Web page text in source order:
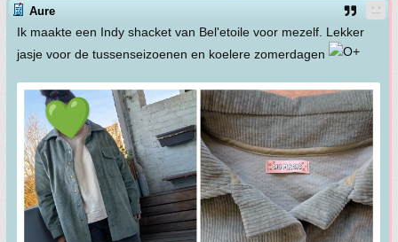
Aure
Ik maakte een Indy shacket van Bel'etoile voor mezelf. Lekker
jasje voor de tussenseizoenen en koelere zomerdagen